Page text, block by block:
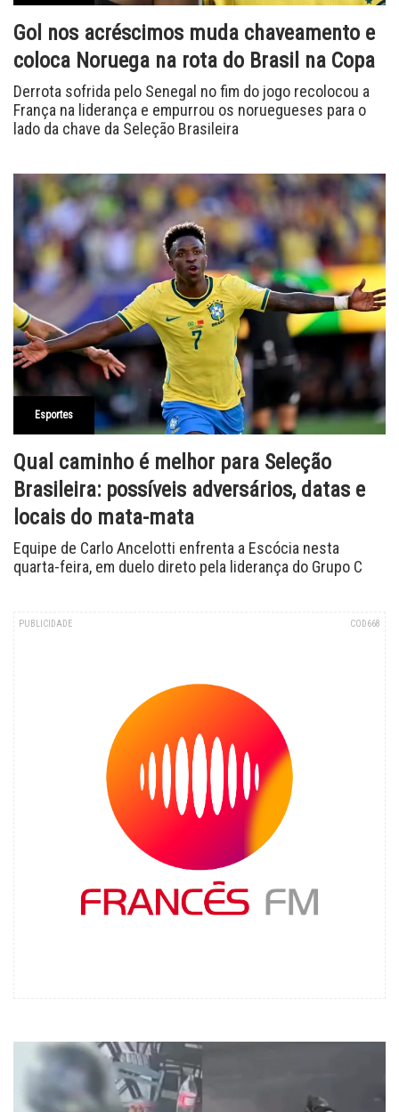
Gol nos acréscimos muda chaveamento e
coloca Noruega na rota do Brasil na Copa
Derrota sofrida pelo Senegal no fim do jogo recolocou a
França na liderança e empurrou os noruegueses para o
lado da chave da Seleção Brasileira
Esportes
Qual caminho é melhor para Seleção
Brasileira: possíveis adversários, datas e
locais do mata-mata
Equipe de Carlo Ancelotti enfrenta a Escócia nesta
quarta-feira, em duelo direto pela liderança do Grupo C
PUBLICIDADE COD668